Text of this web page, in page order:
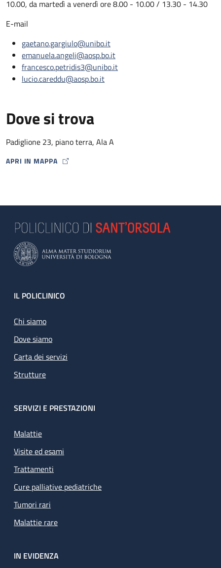
10.00, da martedì a venerdì ore 8.00 - 10.00 / 13.30 - 14.30
E-mail
gaetano.gargiulo@unibo.it
emanuela.angeli@aosp.bo.it
francesco.petridis3@unibo.it
lucio.careddu@aosp.bo.it
Dove si trova
Padiglione 23, piano terra, Ala A
APRI IN MAPPA
MAP ICON
Footer
IL POLICLINICO
Chi siamo
Dove siamo
Carta dei servizi
Strutture
SERVIZI E PRESTAZIONI
Malattie
Visite ed esami
Trattamenti
Cure palliative pediatriche
Tumori rari
Malattie rare
IN EVIDENZA